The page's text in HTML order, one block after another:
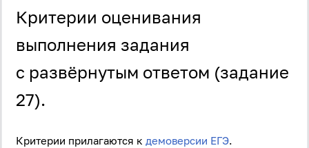
Критерии оценивания
выполнения задания
с развёрнутым ответом (задание
27).
Критерии прилагаются к демоверсии ЕГЭ.